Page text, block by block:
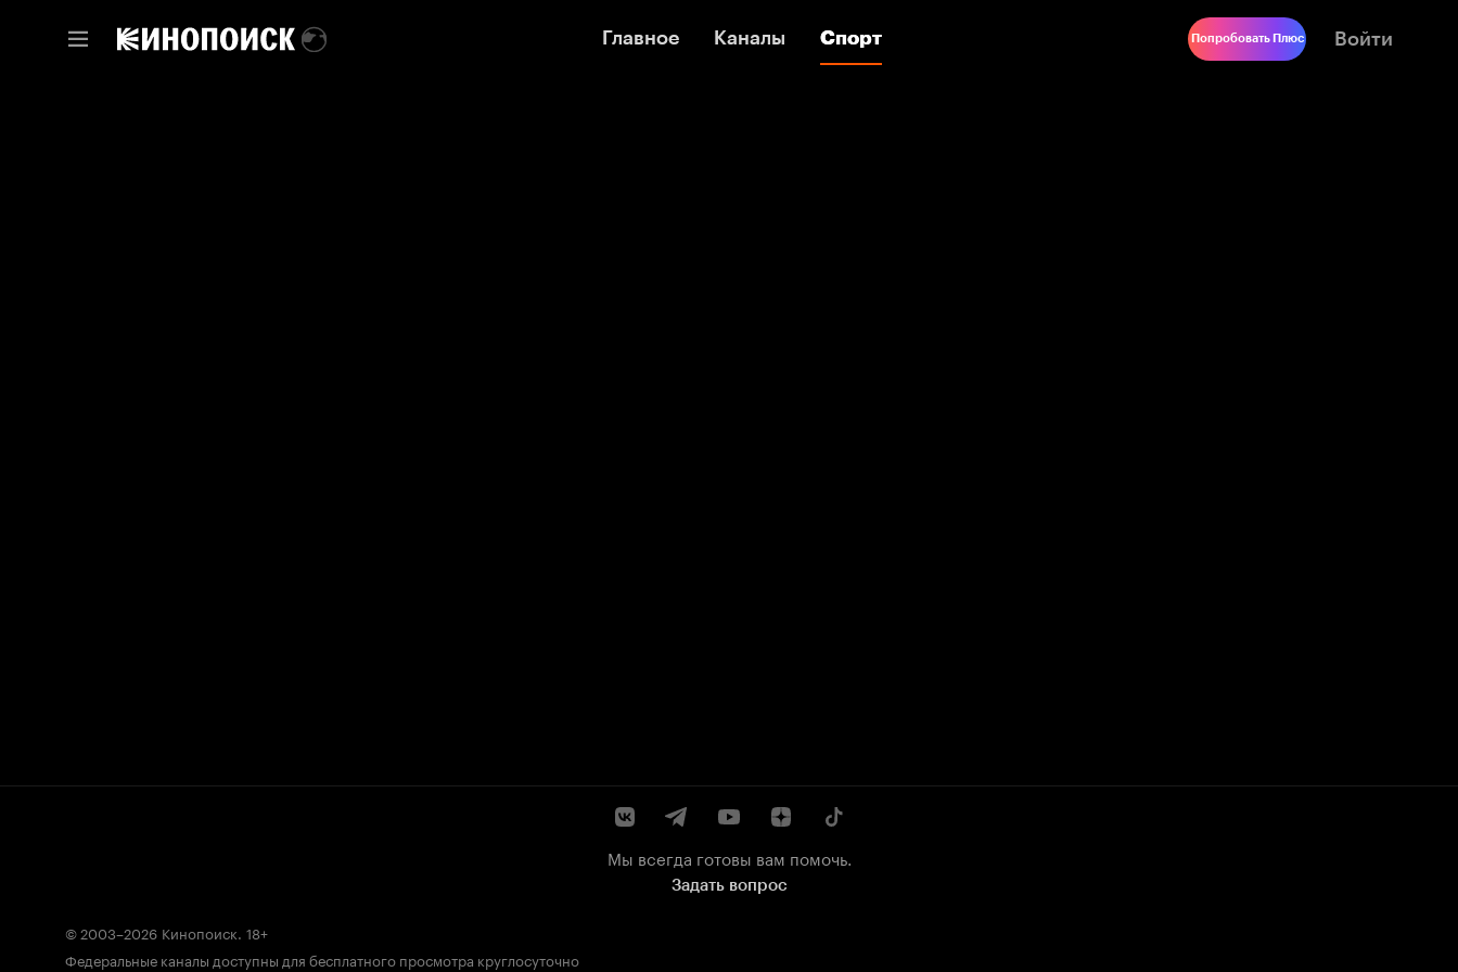
Главное Каналы Спорт
Главное Каналы Спорт Попробовать Плюс Войти
Мы всегда готовы вам помочь.
Задать вопрос
© 2003–2026 Кинопоиск. 18+
Федеральные каналы доступны для бесплатного просмотра круглосуточно